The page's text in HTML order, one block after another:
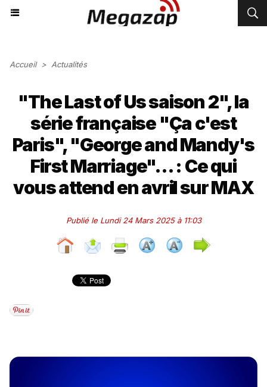
Accueil > Actualités
"The Last of Us saison 2", la
série française "Ça c'est
Paris", "George and Mandy's
First Marriage"... : Ce qui
vous attend en avril sur MAX
Publié le Lundi 24 Mars 2025 à 11:03